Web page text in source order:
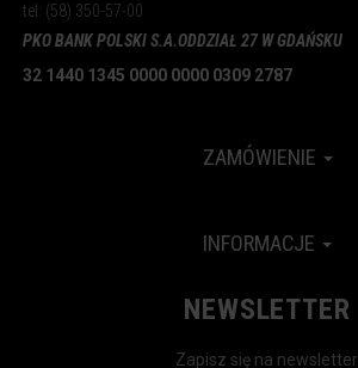
tel: (58) 350-57-00
PKO BANK POLSKI S.A.ODDZIAŁ 27 W GDAŃSKU
32 1440 1345 0000 0000 0309 2787
ZAMÓWIENIE
INFORMACJE
NEWSLETTER
Zapisz się na newsletter.